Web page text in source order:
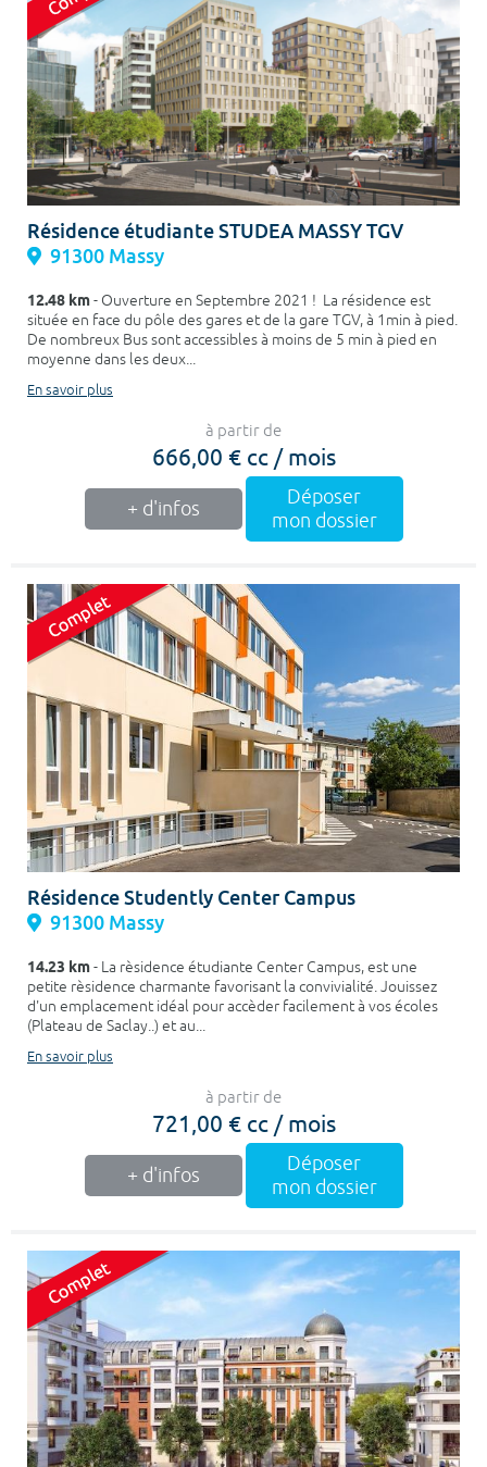
Résidence étudiante STUDEA MASSY TGV
91300 Massy
12.48 km- Ouverture en Septembre 2021 ! La résidence est
située en face du pôle des gares et de la gare TGV, à 1min à pied.
De nombreux Bus sont accessibles à moins de 5 min à pied en
moyenne dans les deux...
En savoir plus
à partir de
666,00 € cc / mois
+ d'infos
Déposer
mon dossier
Résidence Studently Center Campus
91300 Massy
14.23 km- La rèsidence étudiante Center Campus, est une
petite rèsidence charmante favorisant la convivialité. Jouissez
d'un emplacement idéal pour accèder facilement à vos écoles
(Plateau de Saclay..) et au...
En savoir plus
à partir de
721,00 € cc / mois
+ d'infos
Déposer
mon dossier